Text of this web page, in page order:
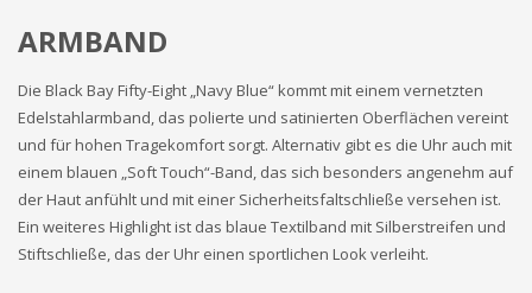
ARMBAND
Die Black Bay Fifty-Eight „Navy Blue“ kommt mit einem vernetzten
Edelstahlarmband, das polierte und satinierten Oberflächen vereint
und für hohen Tragekomfort sorgt. Alternativ gibt es die Uhr auch mit
einem blauen „Soft Touch“-Band, das sich besonders angenehm auf
der Haut anfühlt und mit einer Sicherheitsfaltschließe versehen ist.
Ein weiteres Highlight ist das blaue Textilband mit Silberstreifen und
Stiftschließe, das der Uhr einen sportlichen Look verleiht.